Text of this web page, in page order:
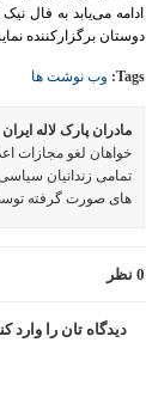
ادامه می‌یابد به فال
دوستان برگزار‌کننده
Tags: وب نوشت ها
مادران پارک لاله ایران
خواهان لغو مجازات
تمامی زندانیان
های صورت گرفته
0 نظر
دیدگاه تان را وارد